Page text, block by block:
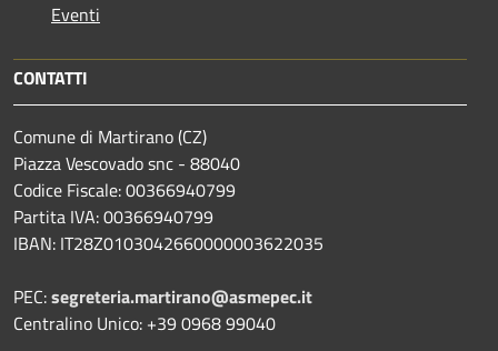
Eventi
CONTATTI
Comune di Martirano (CZ)
Piazza Vescovado snc - 88040
Codice Fiscale: 00366940799
Partita IVA: 00366940799
IBAN: IT28Z0103042660000003622035
PEC:segreteria.martirano@asmepec.it
Centralino Unico: +39 0968 99040